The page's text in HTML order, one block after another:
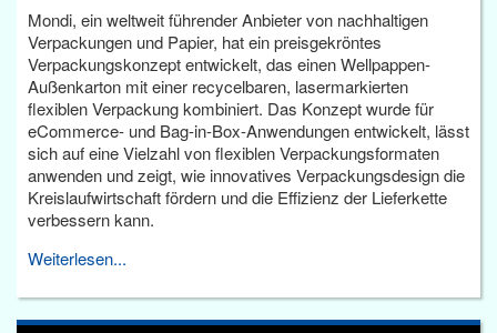
Mondi, ein weltweit führender Anbieter von nachhaltigen
Verpackungen und Papier, hat ein preisgekröntes
Verpackungskonzept entwickelt, das einen Wellpappen-
Außenkarton mit einer recycelbaren, lasermarkierten
flexiblen Verpackung kombiniert. Das Konzept wurde für
eCommerce- und Bag-in-Box-Anwendungen entwickelt, lässt
sich auf eine Vielzahl von flexiblen Verpackungsformaten
anwenden und zeigt, wie innovatives Verpackungsdesign die
Kreislaufwirtschaft fördern und die Effizienz der Lieferkette
verbessern kann.
Weiterlesen...